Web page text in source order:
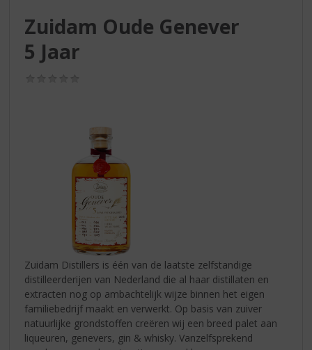
Zuidam Oude Genever
5 Jaar
Zuidam Distillers is één van de laatste zelfstandige
distilleerderijen van Nederland die al haar distillaten en
extracten nog op ambachtelijk wijze binnen het eigen
familiebedrijf maakt en verwerkt. Op basis van zuiver
natuurlijke grondstoffen creëren wij een breed palet aan
liqueuren, genevers, gin & whisky. Vanzelfsprekend